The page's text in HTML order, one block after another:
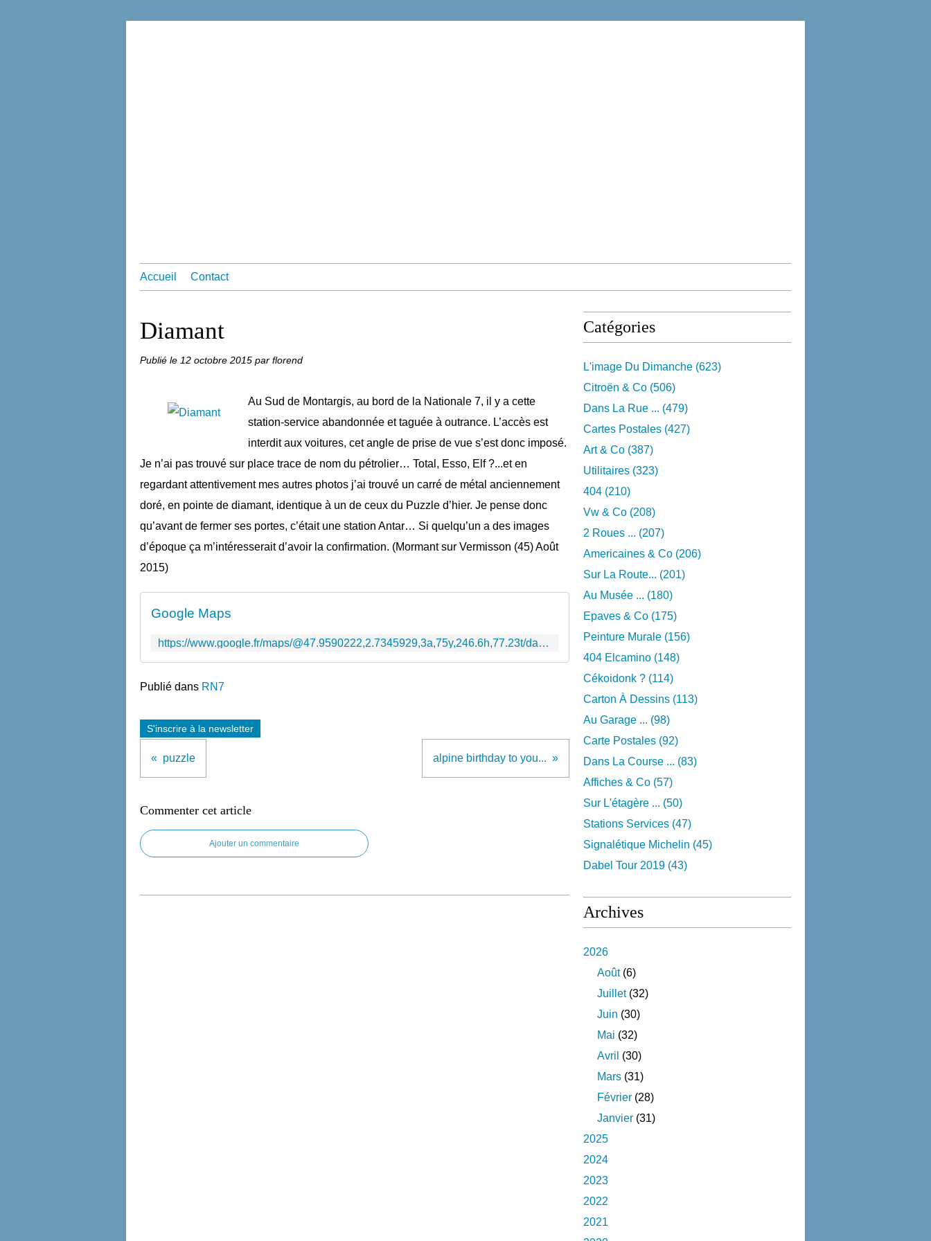
Accueil Contact
Diamant
Publié le 12 octobre 2015 par florend
Au Sud de Montargis, au bord de la Nationale 7, il y a cette
station-service abandonnée et taguée à outrance. L’accès est
interdit aux voitures, cet angle de prise de vue s’est donc imposé.
Je n’ai pas trouvé sur place trace de nom du pétrolier… Total, Esso, Elf ?...et en
regardant attentivement mes autres photos j’ai trouvé un carré de métal anciennement
doré, en pointe de diamant, identique à un de ceux du Puzzle d’hier. Je pense donc
qu’avant de fermer ses portes, c’était une station Antar… Si quelqu’un a des images
d’époque ça m’intéresserait d’avoir la confirmation. (Mormant sur Vermisson (45) Août
2015)
Google Maps
https://www.google.fr/maps/@47.9590222,2.7345929,3a,75y,246.6h,77.23t/data=!3m6!1e1!3m4!1sBMc1nxwrRUXn_7m2E-cAEQ!2e0!7i13312!8i6656?dg=dbrw&newdg=1
Publié dans RN7
S'inscrire à la newsletter
puzzle alpine birthday to you...
Commenter cet article
Ajouter un commentaire
Catégories
L'image Du Dimanche (623)
Citroën & Co (506)
Dans La Rue ... (479)
Cartes Postales (427)
Art & Co (387)
Utilitaires (323)
404 (210)
Vw & Co (208)
2 Roues ... (207)
Americaines & Co (206)
Sur La Route... (201)
Au Musée ... (180)
Epaves & Co (175)
Peinture Murale (156)
404 Elcamino (148)
Cékoidonk ? (114)
Carton À Dessins (113)
Au Garage ... (98)
Carte Postales (92)
Dans La Course ... (83)
Affiches & Co (57)
Sur L'étagère ... (50)
Stations Services (47)
Signalétique Michelin (45)
Dabel Tour 2019 (43)
Archives
2026
Août(6)
Juillet(32)
Juin (30)
Mai (32)
Avril (30)
Mars (31)
Février (28)
Janvier (31)
2025
2024
2023
2022
2021